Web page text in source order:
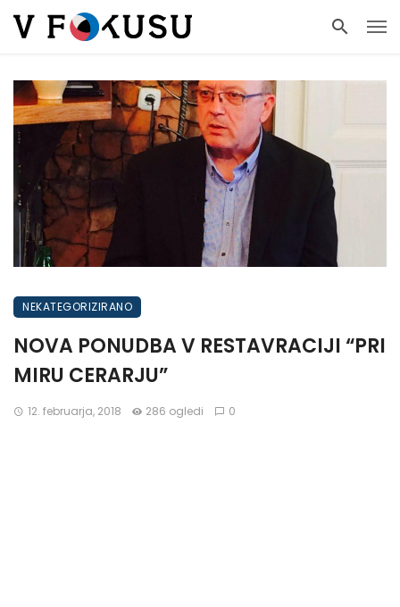
NEKATEGORIZIRANO
NOVA PONUDBA V RESTAVRACIJI “PRI
MIRU CERARJU”
12. februarja, 2018 286 ogledi 0